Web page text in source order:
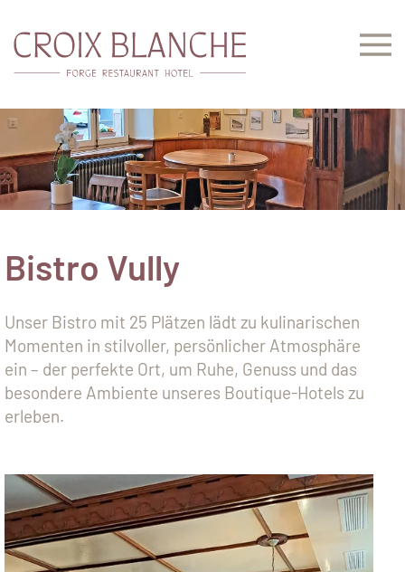
Zum Hauptinhalt springen
Bistro Vully
Unser Bistro mit 25 Plätzen lädt zu kulinarischen
Momenten in stilvoller, persönlicher Atmosphäre
ein – der perfekte Ort, um Ruhe, Genuss und das
besondere Ambiente unseres Boutique-Hotels zu
erleben.